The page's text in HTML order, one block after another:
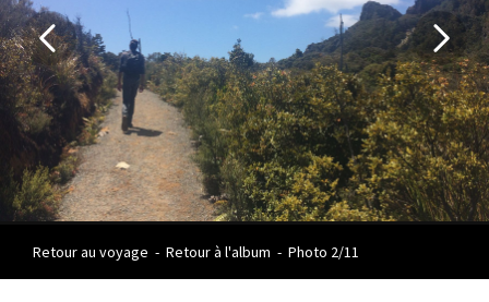
Retour au voyage - Retour à l'album - Photo 2/11